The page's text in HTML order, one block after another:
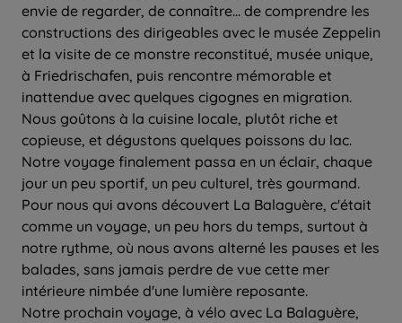
envie de regarder, de connaître... de comprendre les
constructions des dirigeables avec le musée Zeppelin
et la visite de ce monstre reconstitué, musée unique,
à Friedrischafen, puis rencontre mémorable et
inattendue avec quelques cigognes en migration.
Nous goûtons à la cuisine locale, plutôt riche et
copieuse, et dégustons quelques poissons du lac.
Notre voyage finalement passa en un éclair, chaque
jour un peu sportif, un peu culturel, très gourmand.
Pour nous qui avons découvert La Balaguère, c'était
comme un voyage, un peu hors du temps, surtout à
notre rythme, où nous avons alterné les pauses et les
balades, sans jamais perdre de vue cette mer
intérieure nimbée d'une lumière reposante.
Notre prochain voyage, à vélo avec La Balaguère,